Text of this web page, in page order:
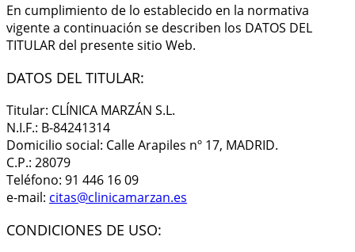
En cumplimiento de lo establecido en la normativa
vigente a continuación se describen los DATOS DEL
TITULAR del presente sitio Web.
DATOS DEL TITULAR:
Titular: CLÍNICA MARZÁN S.L.
N.I.F.: B-84241314
Domicilio social: Calle Arapiles nº 17, MADRID.
C.P.: 28079
Teléfono: 91 446 16 09
e-mail: citas@clinicamarzan.es
CONDICIONES DE USO: